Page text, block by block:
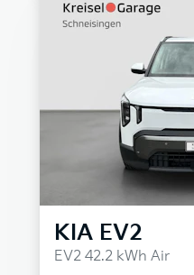
KIA EV2
EV2 42.2 kWh Air